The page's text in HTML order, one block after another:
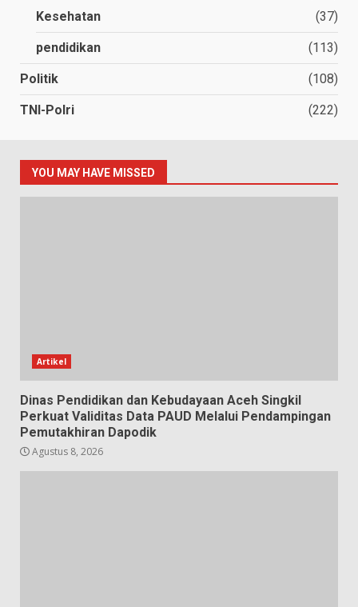
Kesehatan
(37)
pendidikan (113)
Politik (108)
TNI-Polri (222)
YOU MAY HAVE MISSED
Artikel
Dinas Pendidikan dan Kebudayaan Aceh Singkil
Perkuat Validitas Data PAUD Melalui Pendampingan
Pemutakhiran Dapodik
Agustus 8, 2026